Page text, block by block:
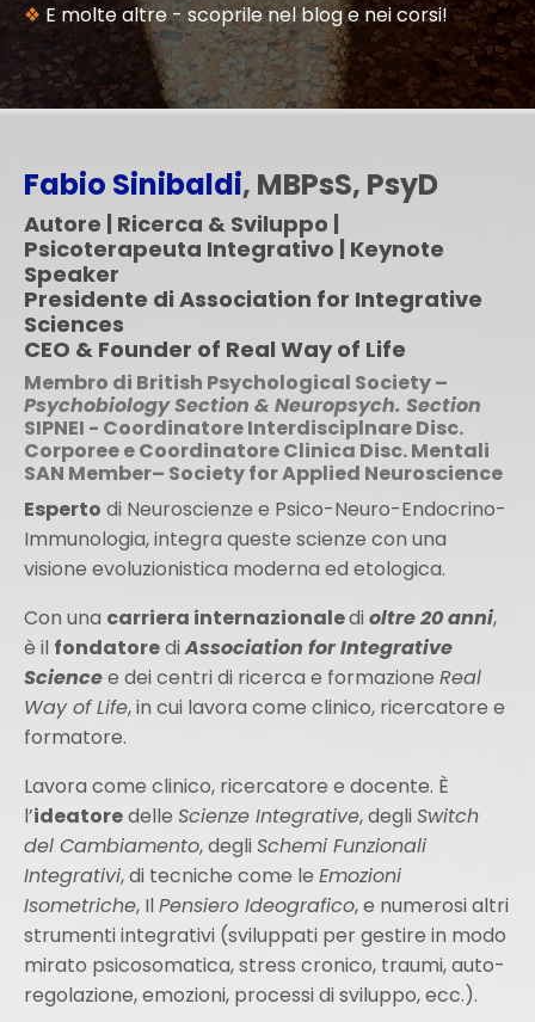
❖ E molte altre - scoprile nel blog e nei corsi!
Fabio Sinibaldi, MBPsS, PsyD
Autore | Ricerca & Sviluppo |
Psicoterapeuta Integrativo | Keynote
Speaker
Presidente di Association for Integrative
Sciences
CEO & Founder of Real Way of Life
Membro di British Psychological Society –
Psychobiology Section & Neuropsych. Section
SIPNEI - Coordinatore Interdisciplnare Disc.
Corporee e Coordinatore Clinica Disc. Mentali
SAN Member– Society for Applied Neuroscience
Esperto di Neuroscienze e Psico-Neuro-Endocrino-
Immunologia, integra queste scienze con una
visione evoluzionistica moderna ed etologica.
Con una carriera internazionaledi oltre 20 anni,
è il fondatorediAssociation for Integrative
Sciencee dei centri di ricerca e formazione Real
Way of Life, in cui lavora come clinico, ricercatore e
formatore.
Lavora come clinico, ricercatore e docente. È
l’ideatoredelle Scienze Integrative, degli Switch
del Cambiamento, degli Schemi Funzionali
Integrativi, di tecniche come le Emozioni
Isometriche, Il Pensiero Ideografico, e numerosi altri
strumenti integrativi (sviluppati per gestire in modo
mirato psicosomatica, stress cronico, traumi, auto-
regolazione, emozioni, processi di sviluppo, ecc.).